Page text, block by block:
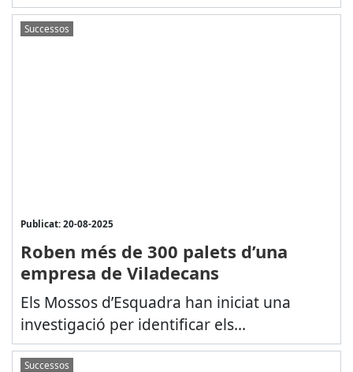
Successos
Publicat: 20-08-2025
Roben més de 300 palets d’una
empresa de Viladecans
Els Mossos d’Esquadra han iniciat una
investigació per identificar els...
Successos